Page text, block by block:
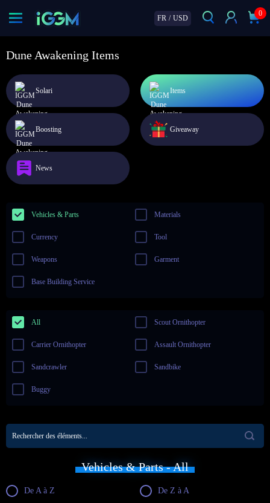
FR / USD
0
Dune Awakening Items
Solari Items
Boosting Giveaway
News
Vehicles & Parts Materials
Currency Tool
Weapons Garment
Base Building Service
All Scout Ornithopter
Carrier Ornithopter Assault Ornithopter
Sandcrawler Sandbike
Buggy
Vehicles & Parts - All
De A à Z De Z à A